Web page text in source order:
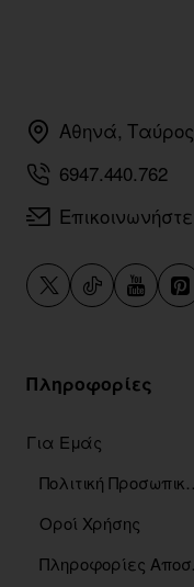
Αθηνά,
6947.440.762
Πληροφορίες
Για Εμάς
Πολιτική
Οροί Χρήσης